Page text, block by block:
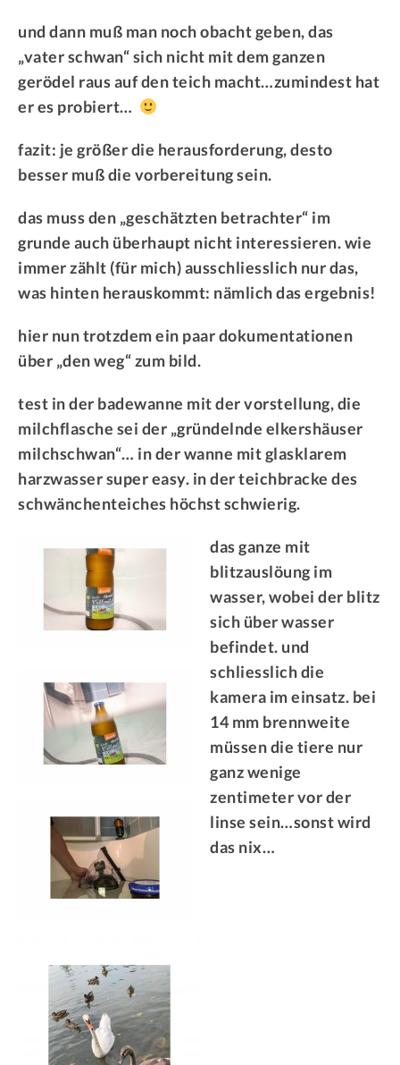
und dann muß man noch obacht geben, das
„vater schwan“ sich nicht mit dem ganzen
gerödel raus auf den teich macht…zumindest hat
er es probiert…
fazit: je größer die herausforderung, desto
besser muß die vorbereitung sein.
das muss den „geschätzten betrachter“ im
grunde auch überhaupt nicht interessieren. wie
immer zählt (für mich) ausschliesslich nur das,
was hinten herauskommt: nämlich das ergebnis!
hier nun trotzdem ein paar dokumentationen
über „den weg“ zum bild.
test in der badewanne mit der vorstellung, die
milchflasche sei der „gründelnde elkershäuser
milchschwan“… in der wanne mit glasklarem
harzwasser super easy. in der teichbracke des
schwänchenteiches höchst schwierig.
das ganze mit
blitzauslöung im
wasser, wobei der blitz
sich über wasser
befindet. und
schliesslich die
kamera im einsatz. bei
14 mm brennweite
müssen die tiere nur
ganz wenige
zentimeter vor der
linse sein…sonst wird
das nix…